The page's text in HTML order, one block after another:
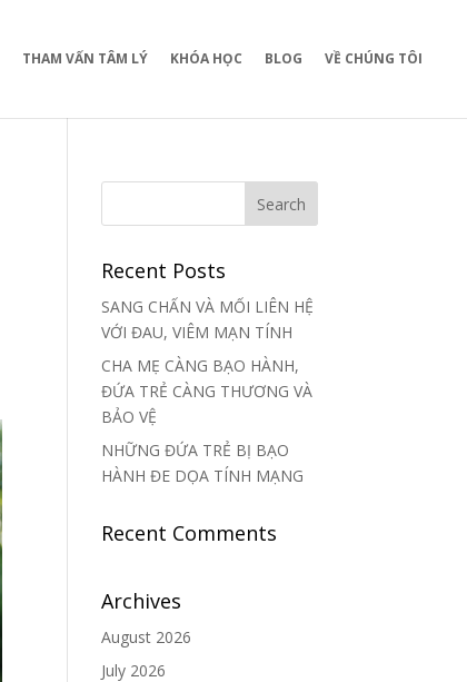
THAM VẤN TÂM LÝ KHÓA HỌC BLOG VỀ CHÚNG TÔI
Recent Posts
SANG CHẤN VÀ MỐI LIÊN HỆ
VỚI ĐAU, VIÊM MẠN TÍNH
CHA MẸ CÀNG BẠO HÀNH,
ĐỨA TRẺ CÀNG THƯƠNG VÀ
BẢO VỆ
NHỮNG ĐỨA TRẺ BỊ BẠO
HÀNH ĐE DỌA TÍNH MẠNG
Recent Comments
Archives
August 2026
July 2026